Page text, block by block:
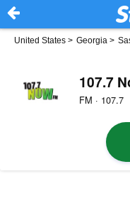
United States > Georgia >
107.7
FM · 107.7